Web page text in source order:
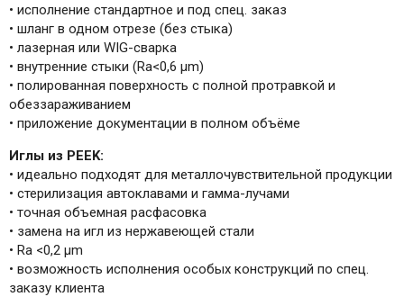
• исполнение стандартное и под спец. заказ
• шланг в одном отрезе (без стыка)
• лазерная или WIG-сварка
• внутренние стыки (Ra<0,6 μm)
• полированная поверхность с полной протравкой и
обеззараживанием
• приложение документации в полном объёме
Иглы из PEEK:
• идеально подходят для металлочувствительной продукции
• стерилизация автоклавами и гамма-лучами
• точная объемная расфасовка
• замена на игл из нержавеющей стали
• Ra <0,2 μm
• возможность исполнения особых конструкций по спец.
заказу клиента